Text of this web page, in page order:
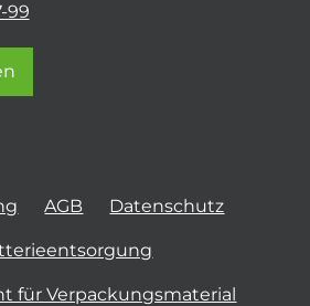
99
AGB Datenschutz
für Verpackungsmaterial